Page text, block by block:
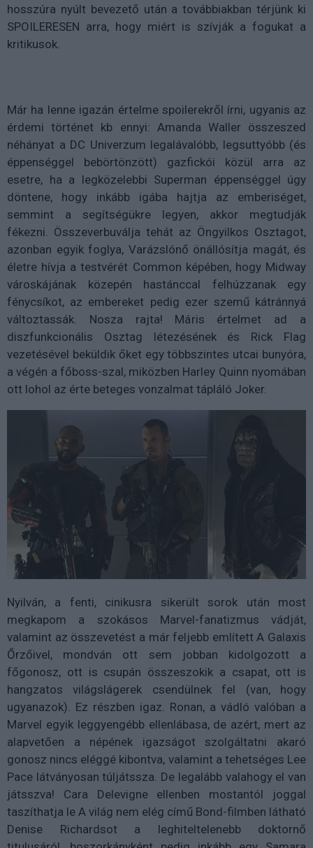
hosszúra nyúlt bevezető után a továbbiakban térjünk ki
SPOILERESEN arra, hogy miért is szívják a fogukat a
kritikusok.
Már ha lenne igazán értelme spoilerekről írni, ugyanis az
érdemi történet kb ennyi: Amanda Waller összeszed
néhányat a DC Univerzum legalávalóbb, legsuttyóbb (és
éppenséggel bebörtönzött) gazfickói közül arra az
esetre, ha a legközelebbi Superman éppenséggel úgy
döntene, hogy inkább igába hajtja az emberiséget,
semmint a segítségükre legyen, akkor megtudják
fékezni. Összeverbuválja tehát az Öngyilkos Osztagot,
azonban egyik foglya, Varázslónő önállósítja magát, és
életre hívja a testvérét Common képében, hogy Midway
városkájának közepén hastánccal felhúzzanak egy
fénycsíkot, az embereket pedig ezer szemű kátránnyá
változtassák. Nosza rajta! Máris értelmet ad a
diszfunkcionális Osztag létezésének és Rick Flag
vezetésével beküldik őket egy többszintes utcai bunyóra,
a végén a főboss-szal, miközben Harley Quinn nyomában
ott lohol az érte beteges vonzalmat tápláló Joker.
Nyilván, a fenti, cinikusra sikerült sorok után most
megkapom a szokásos Marvel-fanatizmus vádját,
valamint az összevetést a már feljebb említett A Galaxis
Őrzőivel, mondván ott sem jobban kidolgozott a
főgonosz, ott is csupán összeszokik a csapat, ott is
hangzatos világslágerek csendülnek fel (van, hogy
ugyanazok). Ez részben igaz. Ronan, a vádló valóban a
Marvel egyik leggyengébb ellenlábasa, de azért, mert az
alapvetően a népének igazságot szolgáltatni akaró
gonosz nincs eléggé kibontva, valamint a tehetséges Lee
Pace látványosan túljátssza. De legalább valahogy el van
játsszva! Cara Delevigne ellenben mostantól joggal
taszíthatja le A világ nem elég című Bond-filmben látható
Denise Richardsot a leghiteltelenebb doktornő